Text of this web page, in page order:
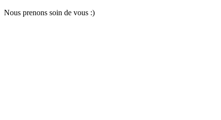
Nous prenons soin de vous :)